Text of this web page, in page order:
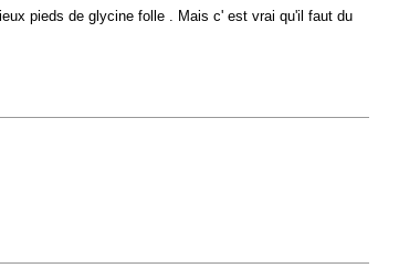
pieds de glycine folle . Mais c' est vrai qu'il faut du